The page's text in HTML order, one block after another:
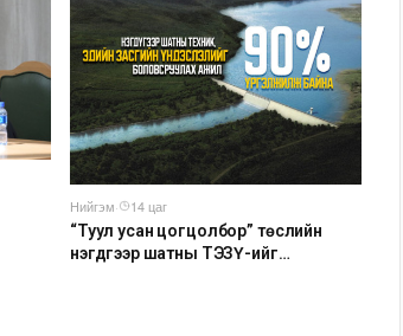
Нийгэм·
14 цаг
“Туул усан цогцолбор” төслийн
нэгдүгээр шатны ТЭЗҮ-ийг